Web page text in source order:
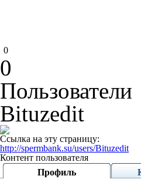
0
0
Пользователи
Bituzedit
Ссылка на эту страницу:
http://spermbank.su/users/Bituzedit
Контент пользователя
Профиль